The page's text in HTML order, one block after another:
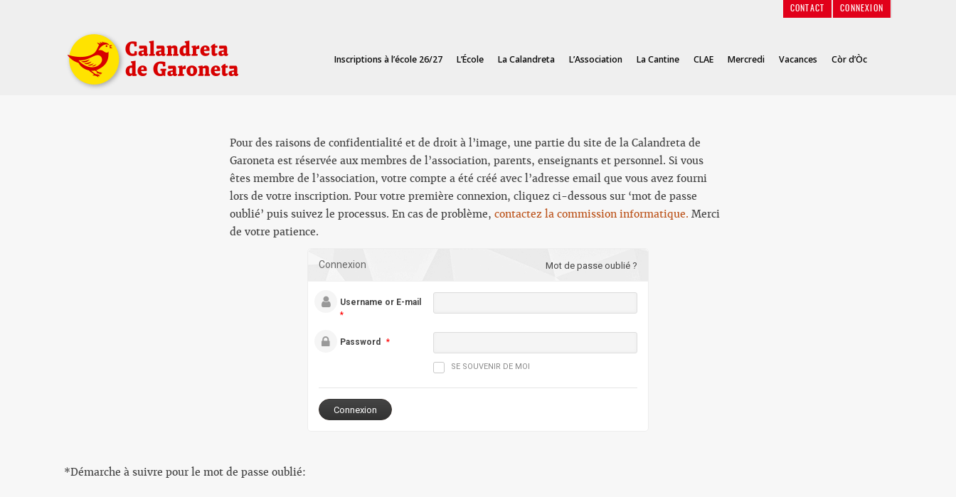
CONTACT CONNEXION
Inscriptions à l’école 26/27 L’École La Calandreta L’Association La Cantine CLAE Mercredi Vacances Còr d’Òc
Pour des raisons de confidentialité et de droit à l’image, une partie du site de la Calandreta de
Garoneta est réservée aux membres de l’association, parents, enseignants et personnel. Si vous
êtes membre de l’association, votre compte a été créé avec l’adresse email que vous avez fourni
lors de votre inscription. Pour votre première connexion, cliquez ci-dessous sur ‘mot de passe
oublié’ puis suivez le processus. En cas de problème, contactez la commission informatique. Merci
de votre patience.
Connexion Mot de passe oublié ?
Username or E-mail
*
Password *
SE SOUVENIR DE MOI
*Démarche à suivre pour le mot de passe oublié: